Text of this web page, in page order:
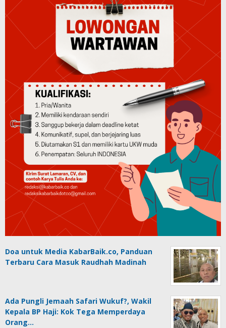
Doa untuk Media KabarBaik.co, Panduan
Terbaru Cara Masuk Raudhah Madinah
Ada Pungli Jemaah Safari Wukuf?, Wakil
Kepala BP Haji: Kok Tega Memperdaya
Orang…